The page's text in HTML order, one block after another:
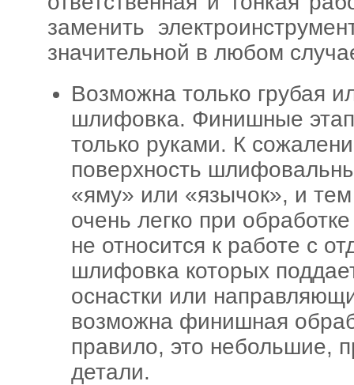
заменить
значительной в любом
Возможна только грубая
шлифовка. Финишные
только руками. К
поверхность
«яму» или «язычок», и
очень легко при
не относится к работе с
шлифовка которых
оснастки или
возможна финишная
правило, это небольшие,
детали.